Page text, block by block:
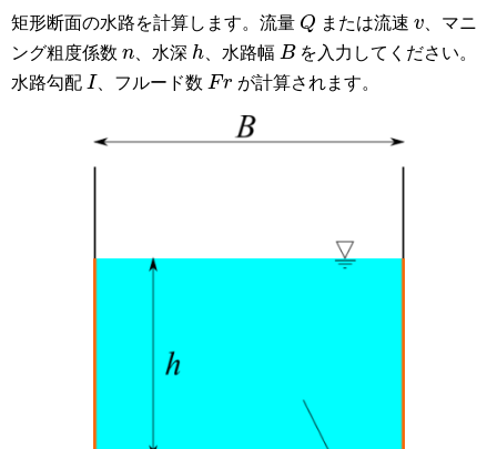
矩形断面の水路を計算します。流量 Q
Q または流速 v
v 、マニ
ング粗度係数 n
n 、水深 h
h 、水路幅 B
Bを入力してください。
水路勾配 I
I 、フルード数 Fr
Fr が計算されます。